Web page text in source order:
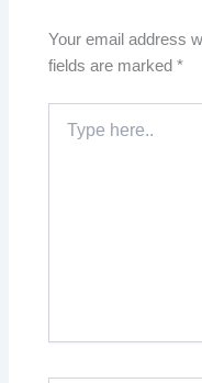
Your email address
fields are marked*
here..